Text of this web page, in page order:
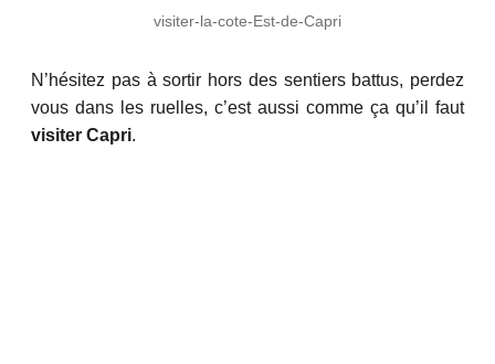
visiter-la-cote-Est-de-Capri
N’hésitez pas à sortir hors des sentiers battus, perdez
vous dans les ruelles, c’est aussi comme ça qu’il faut
visiter Capri.